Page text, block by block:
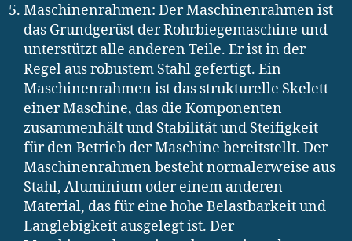
Maschinenrahmen: Der Maschinenrahmen ist
das Grundgerüst der Rohrbiegemaschine und
unterstützt alle anderen Teile. Er ist in der
Regel aus robustem Stahl gefertigt. Ein
Maschinenrahmen ist das strukturelle Skelett
einer Maschine, das die Komponenten
zusammenhält und Stabilität und Steifigkeit
für den Betrieb der Maschine bereitstellt. Der
Maschinenrahmen besteht normalerweise aus
Stahl, Aluminium oder einem anderen
Material, das für eine hohe Belastbarkeit und
Langlebigkeit ausgelegt ist. Der